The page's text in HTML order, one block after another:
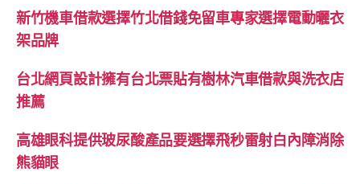
新竹機車借款選擇竹北借錢免留車專家選擇電動曬衣
架品牌
台北網頁設計擁有台北票貼有樹林汽車借款與洗衣店
推薦
高雄眼科提供玻尿酸產品要選擇飛秒雷射白內障消除
熊貓眼